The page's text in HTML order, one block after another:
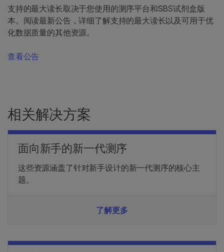
支持的最大读长取决于您使用的测序平台和SBS试剂盒版
本。阅读最新公告，详细了解支持的最大读长以及可用于优
化数据质量的其他资源。
查看公告
相关解决方案
面向新手的新一代测序
这些资源涵盖了针对新手设计的新一代测序的核心主
题。
了解更多